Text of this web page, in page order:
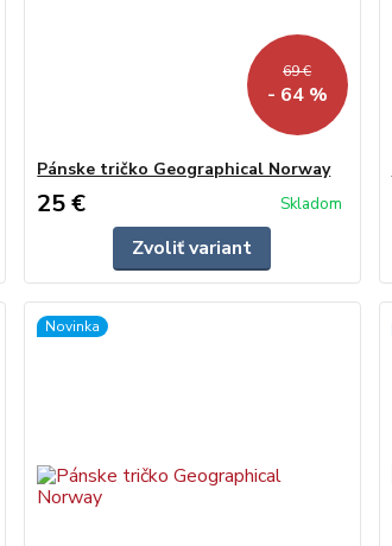
69 €
- 64 %
Pánske tričko Geographical Norway
25 € Skladom
Zvoliť variant
Novinka